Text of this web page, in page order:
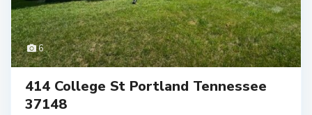
6
414 College St Portland Tennessee
37148